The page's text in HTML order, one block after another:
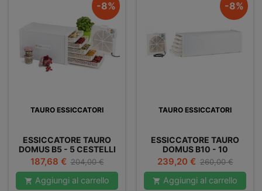
-8%
TAURO ESSICCATORI
ESSICCATORE TAURO
DOMUS B5 - 5 CESTELLI
Prezzo
187,68 € Prezzo
base
204,00 €
 Aggiungi al carrello
-8%
TAURO ESSICCATORI
ESSICCATORE TAURO
DOMUS B10 - 10
CESTELLI
Prezzo
239,20 € Prezzo
base
260,00 €
 Aggiungi al carrello